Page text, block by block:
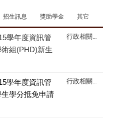
招生訊息 獎助學金 其它
學年度資訊管
組(PHD)新生
行政相關訊息
學年度資訊管
學分抵免申請
行政相關訊息